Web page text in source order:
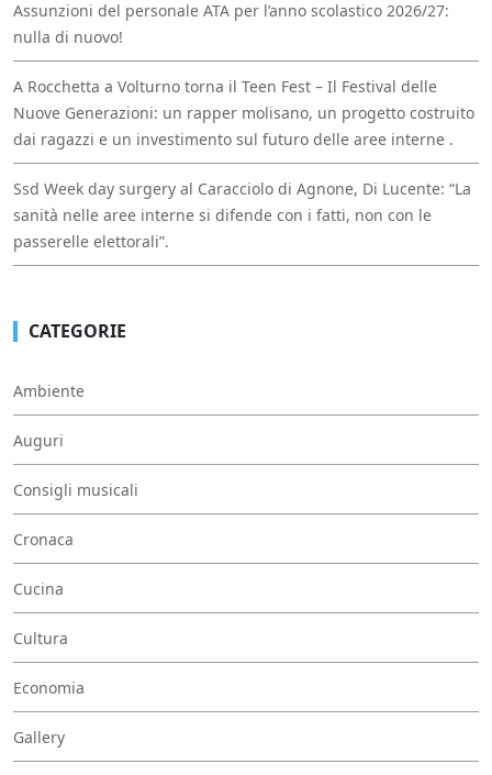
Assunzioni del personale ATA per l’anno scolastico 2026/27:
nulla di nuovo!
A Rocchetta a Volturno torna il Teen Fest – Il Festival delle
Nuove Generazioni: un rapper molisano, un progetto costruito
dai ragazzi e un investimento sul futuro delle aree interne .
Ssd Week day surgery al Caracciolo di Agnone, Di Lucente: “La
sanità nelle aree interne si difende con i fatti, non con le
passerelle elettorali”.
CATEGORIE
Ambiente
Auguri
Consigli musicali
Cronaca
Cucina
Cultura
Economia
Gallery